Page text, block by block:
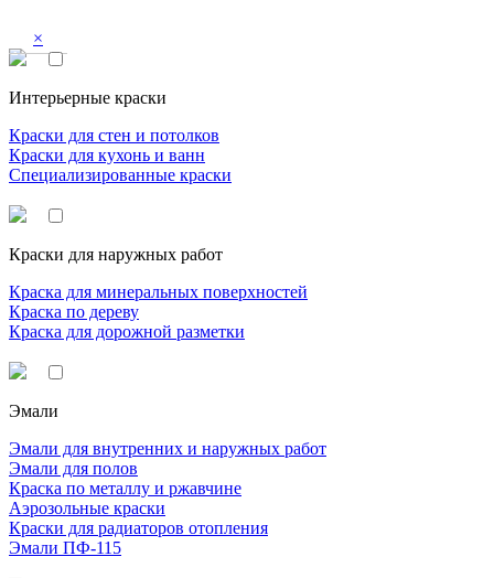
×
Интерьерные краски
Краски для стен и потолков
Краски для кухонь и ванн
Специализированные краски
Краски для наружных работ
Краска для минеральных поверхностей
Краска по дереву
Краска для дорожной разметки
Эмали
Эмали для внутренних и наружных работ
Эмали для полов
Краска по металлу и ржавчине
Аэрозольные краски
Краски для радиаторов отопления
Эмали ПФ-115